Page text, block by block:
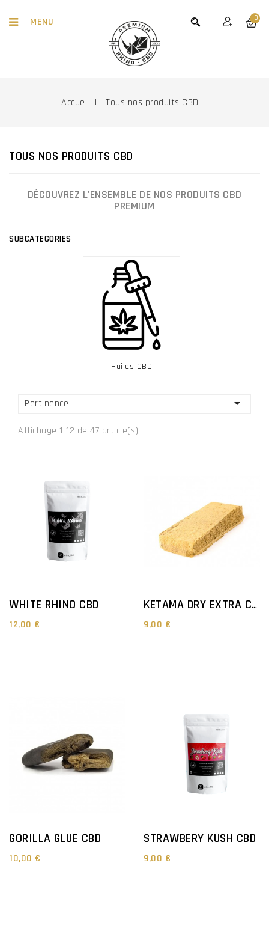
0
MENU
Accueil Tous nos produits CBD
TOUS NOS PRODUITS CBD
DÉCOUVREZ L'ENSEMBLE DE NOS PRODUITS CBD
PREMIUM
SUBCATEGORIES
Huiles CBD
Pertinence 
Affichage 1-12 de 47 article(s)
WHITE RHINO CBD
12,00 €
KETAMA DRY EXTRA CBD
9,00 €
GORILLA GLUE CBD
10,00 €
STRAWBERY KUSH CBD
9,00 €